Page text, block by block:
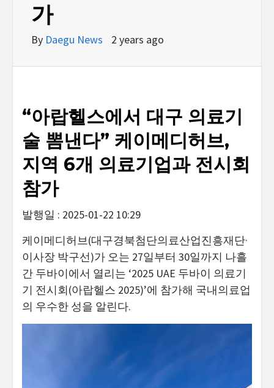
가
By Daegu News 2 years ago
“아랍헬스에서 대구 의료기
술 뽐낸다” 케이메디허브,
지역 6개 의료기업과 전시회
참가
발행일 : 2025-01-22 10:29
케이메디허브(대구경북첨단의료산업진흥재단·
이사장 박구선)가 오는 27일부터 30일까지 나흘
간 두바이에서 열리는 ‘2025 UAE 두바이 의료기
기 전시회(아랍헬스 2025)’에 참가해 국내의료업
의 우수한 성을 알린다.